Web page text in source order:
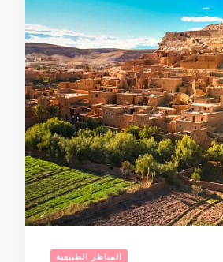
المناظر الطبيعية